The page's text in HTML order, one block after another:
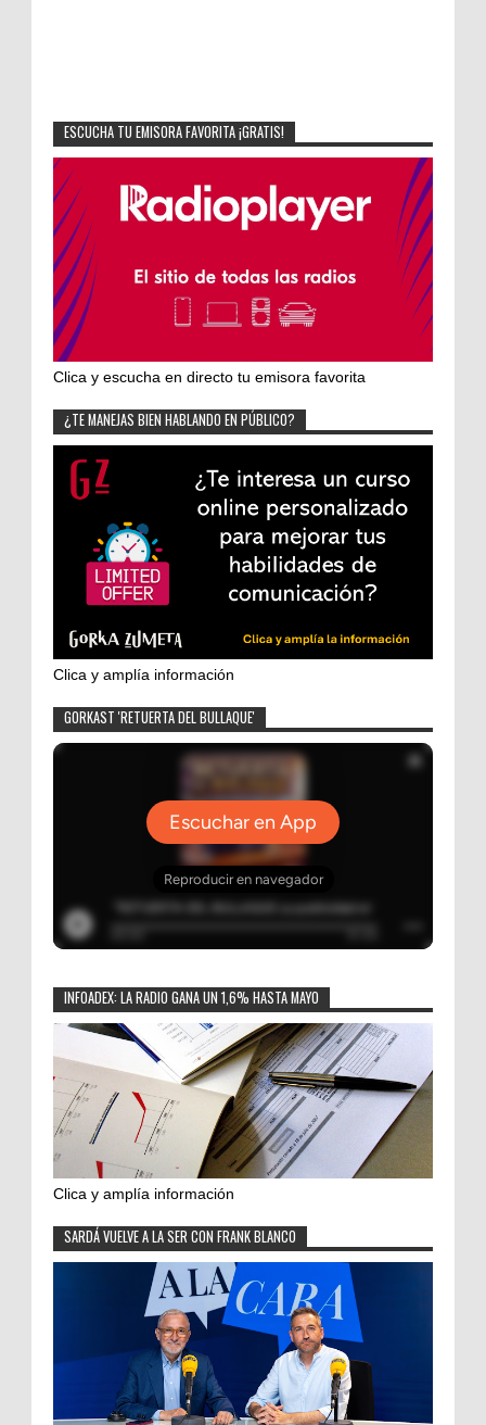
ESCUCHA TU EMISORA FAVORITA ¡GRATIS!
Clica y escucha en directo tu emisora favorita
¿TE MANEJAS BIEN HABLANDO EN PÚBLICO?
Clica y amplía información
GORKAST 'RETUERTA DEL BULLAQUE'
INFOADEX: LA RADIO GANA UN 1,6% HASTA MAYO
Clica y amplía información
SARDÁ VUELVE A LA SER CON FRANK BLANCO